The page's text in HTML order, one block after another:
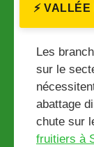
⚡ VALLÉE
Les
sur le
abattage
chute sur
fruitiers à